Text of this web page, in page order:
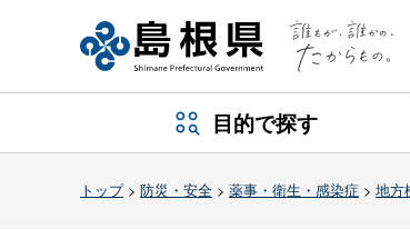
目的で探す
トップ> 防災・安全 > 薬事・衛生・感染症 > 地方